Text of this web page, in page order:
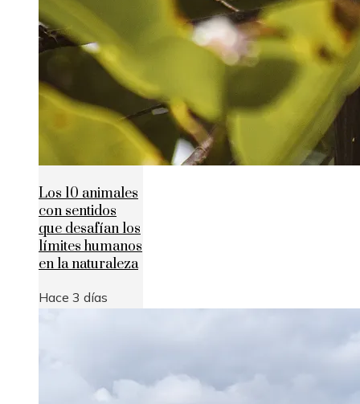
Los 10 animales
con sentidos
que desafían los
límites humanos
en la naturaleza
Hace 3 días